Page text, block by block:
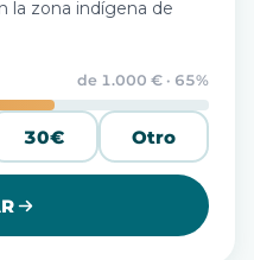
la zona indígena de
de 1.000 € · 65%
30€ Otro